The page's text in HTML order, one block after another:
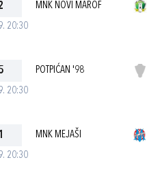
20:30
MNK NOVI MAROF
20:30
POTPIĆAN '98
20:30
MNK MEJAŠI